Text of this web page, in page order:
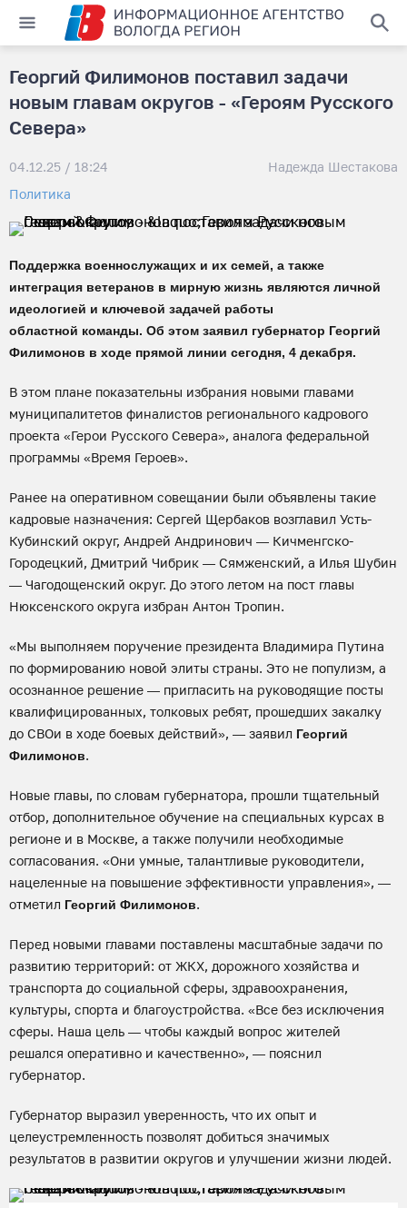
Георгий Филимонов поставил задачи
новым главам округов - «Героям Русского
Севера»
04.12.25 / 18:24
Надежда Шестакова
Политика
Поддержка военнослужащих и их семей, а также
интеграция ветеранов в мирную жизнь являются личной
идеологией и ключевой задачей работы
областной команды. Об этом заявил губернатор Георгий
Филимонов в ходе прямой линии сегодня, 4 декабря.
В этом плане показательны избрания новыми главами
муниципалитетов финалистов регионального кадрового
проекта «Герои Русского Севера», аналога федеральной
программы «Время Героев».
Ранее на оперативном совещании были объявлены такие
кадровые назначения: Сергей Щербаков возглавил Усть-
Кубинский округ, Андрей Андринович — Кичменгско-
Городецкий, Дмитрий Чибрик — Сямженский, а Илья Шубин
— Чагодощенский округ. До этого летом на пост главы
Нюксенского округа избран Антон Тропин.
«Мы выполняем поручение президента Владимира Путина
по формированию новой элиты страны. Это не популизм, а
осознанное решение — пригласить на руководящие посты
квалифицированных, толковых ребят, прошедших закалку
до СВОи в ходе боевых действий», — заявил Георгий
Филимонов.
Новые главы, по словам губернатора, прошли тщательный
отбор, дополнительное обучение на специальных курсах в
регионе и в Москве, а также получили необходимые
согласования. «Они умные, талантливые руководители,
нацеленные на повышение эффективности управления», —
отметил Георгий Филимонов.
Перед новыми главами поставлены масштабные задачи по
развитию территорий: от ЖКХ, дорожного хозяйства и
транспорта до социальной сферы, здравоохранения,
культуры, спорта и благоустройства. «Все без исключения
сферы. Наша цель — чтобы каждый вопрос жителей
решался оперативно и качественно», — пояснил
губернатор.
Губернатор выразил уверенность, что их опыт и
целеустремленность позволят добиться значимых
результатов в развитии округов и улучшении жизни людей.